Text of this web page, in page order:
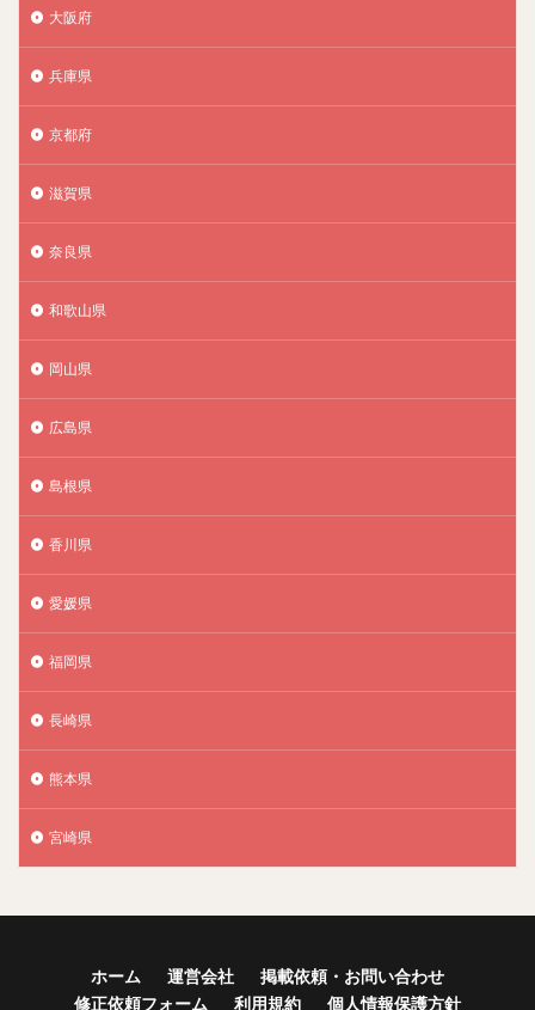
大阪府
兵庫県
京都府
滋賀県
奈良県
和歌山県
岡山県
広島県
島根県
香川県
愛媛県
福岡県
長崎県
熊本県
宮崎県
ホーム 運営会社
掲載依頼・お問い合わせ
修正依頼フォーム
利用規約 個人情報保護方針